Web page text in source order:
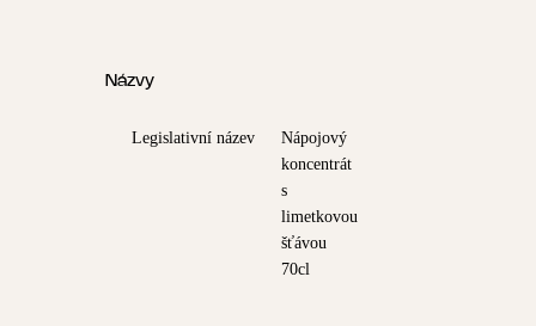
Názvy
Legislativní název
Nápojový
koncentrát
s
limetkovou
šťávou
70cl